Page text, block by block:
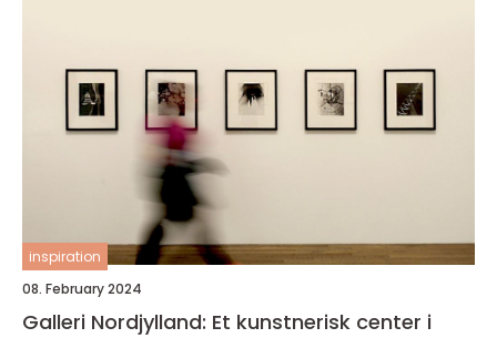
inspiration
08. February 2024
Galleri Nordjylland: Et kunstnerisk center i